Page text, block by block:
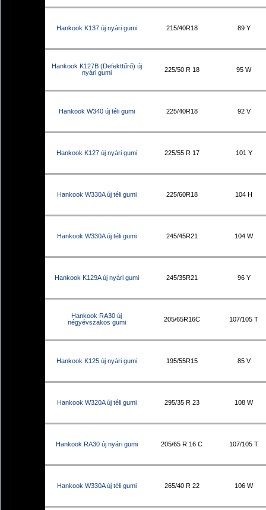
Hankook K137 új nyári gumi 215/40R18 89 Y
Hankook K127B (Defekttűrő) új
nyári gumi
225/50 R 18 95 W
Hankook W340 új téli gumi 225/40R18 92 V
Hankook K127 új nyári gumi 225/55 R 17 101 Y
Hankook W330A új téli gumi 225/60R18 104 H
Hankook W330A új téli gumi 245/45R21 104 W
Hankook K129A új nyári gumi 245/35R21 96 Y
Hankook RA30 új
négyévszakos gumi
205/65R16C 107/105 T
Hankook K125 új nyári gumi 195/55R15 85 V
Hankook W320A új téli gumi 295/35 R 23 108 W
Hankook RA30 új nyári gumi 205/65 R 16 C 107/105 T
Hankook W330A új téli gumi 265/40 R 22 106 W